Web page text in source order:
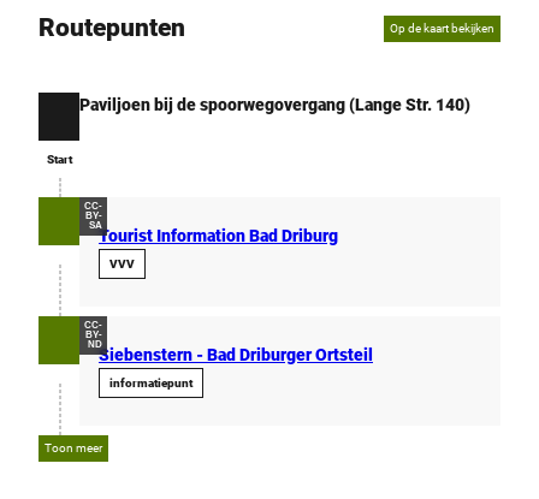
Routepunten Op de kaart bekijken
Start
Paviljoen bij de spoorwegovergang (Lange Str. 140)
CC-
BY-
SA
Tourist Information Bad Driburg
VVV
CC-
BY-
ND
Siebenstern - Bad Driburger Ortsteil
informatiepunt
Toon meer